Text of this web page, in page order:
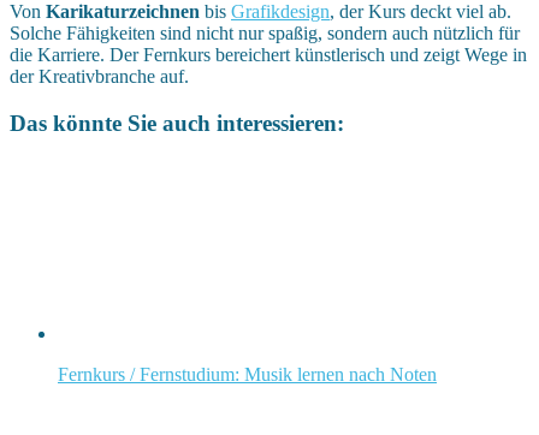
Von Karikaturzeichnen bis Grafikdesign, der Kurs deckt viel ab.
Solche Fähigkeiten sind nicht nur spaßig, sondern auch nützlich für
die Karriere. Der Fernkurs bereichert künstlerisch und zeigt Wege in
der Kreativbranche auf.
Das könnte Sie auch interessieren:
Fernkurs / Fernstudium: Musik lernen nach Noten